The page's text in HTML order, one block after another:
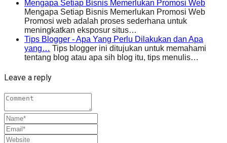
Mengapa Setiap Bisnis Memerlukan Promosi Web
Mengapa Setiap Bisnis Memerlukan Promosi Web
Promosi web adalah proses sederhana untuk
meningkatkan eksposur situs…
Tips Blogger - Apa Yang Perlu Dilakukan dan Apa
yang… Tips blogger ini ditujukan untuk memahami
tentang blog atau apa sih blog itu, tips menulis…
Leave a reply